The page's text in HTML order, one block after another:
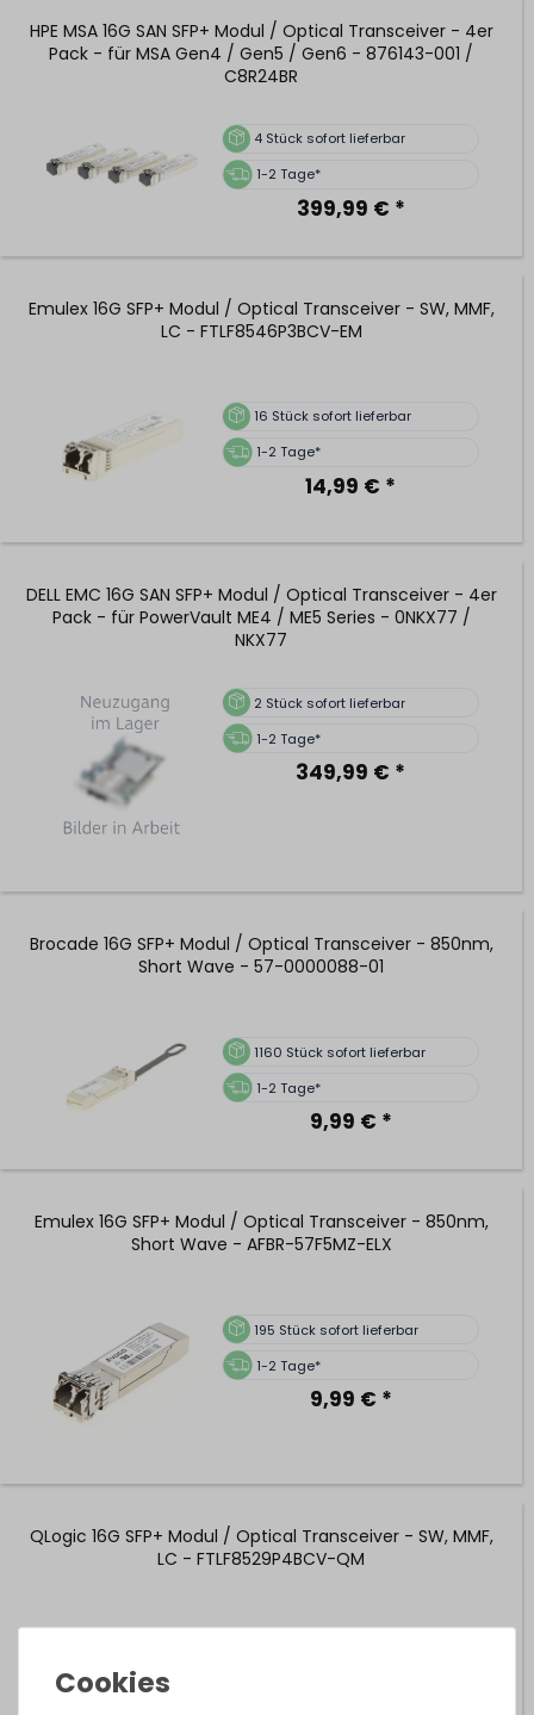
HPE MSA 16G SAN SFP+ Modul / Optical Transceiver - 4er
Pack - für MSA Gen4 / Gen5 / Gen6 - 876143-001 /
C8R24BR
4 Stück sofort lieferbar
1-2 Tage*
399,99 € *
Emulex 16G SFP+ Modul / Optical Transceiver - SW, MMF,
LC - FTLF8546P3BCV-EM
16 Stück sofort lieferbar
1-2 Tage*
14,99 € *
DELL EMC 16G SAN SFP+ Modul / Optical Transceiver - 4er
Pack - für PowerVault ME4 / ME5 Series - 0NKX77 /
NKX77
2 Stück sofort lieferbar
1-2 Tage*
349,99 € *
Brocade 16G SFP+ Modul / Optical Transceiver - 850nm,
Short Wave - 57-0000088-01
1160 Stück sofort lieferbar
1-2 Tage*
9,99 € *
Emulex 16G SFP+ Modul / Optical Transceiver - 850nm,
Short Wave - AFBR-57F5MZ-ELX
195 Stück sofort lieferbar
1-2 Tage*
9,99 € *
QLogic 16G SFP+ Modul / Optical Transceiver - SW, MMF,
LC - FTLF8529P4BCV-QM